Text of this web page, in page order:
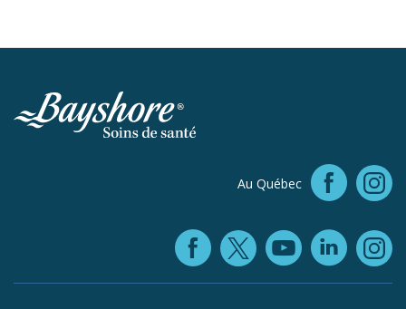
Au Québec
Facebook
X (opens